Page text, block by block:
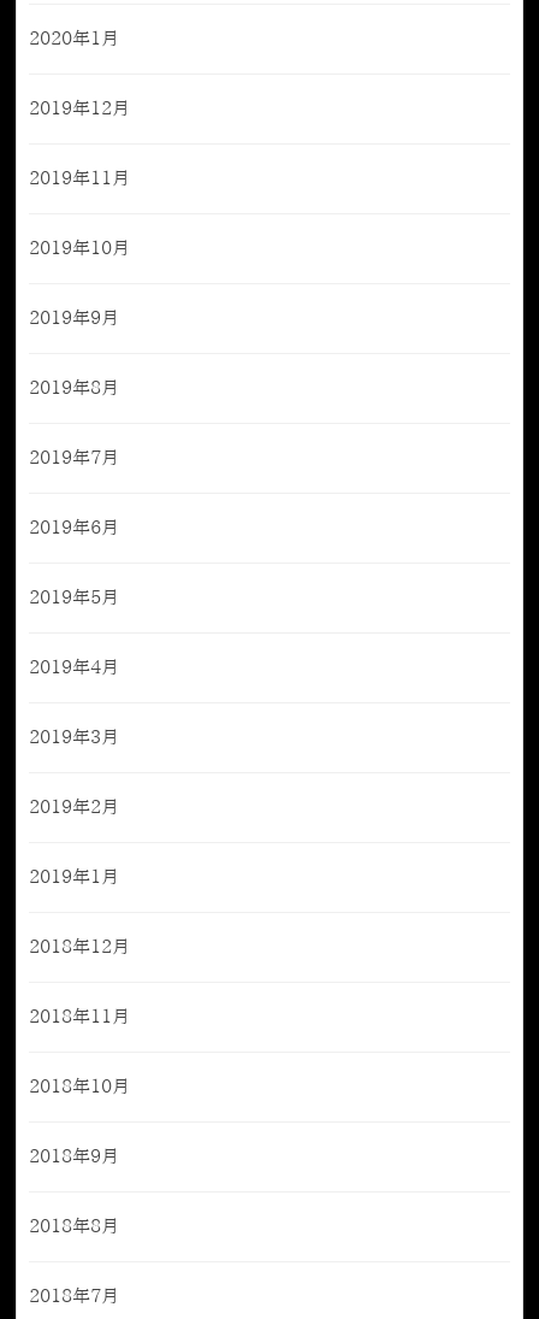
2020年1月
2019年12月
2019年11月
2019年10月
2019年9月
2019年8月
2019年7月
2019年6月
2019年5月
2019年4月
2019年3月
2019年2月
2019年1月
2018年12月
2018年11月
2018年10月
2018年9月
2018年8月
2018年7月